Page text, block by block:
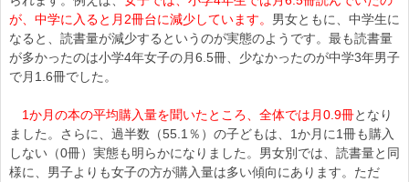
が、中学に入ると月2冊台に減少しています。 男女ともに、中学生に
なると、読書量が減少するというのが実態のようです。最も読書量
が多かったのは小学4年女子の月6.5冊、少なかったのが中学3年男子
で月1.6冊でした。
1か月の本の平均購入量を聞いたところ、全体では月0.9冊となり
ました。さらに、過半数（55.1％）の子どもは、1か月に1冊も購入
しない（0冊）実態も明らかになりました。男女別では、読書量と同
様に、男子よりも女子の方が購入量は多い傾向にあります。ただ